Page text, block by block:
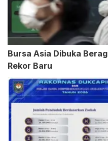
Bursa Asia Dibuka
Rekor Baru